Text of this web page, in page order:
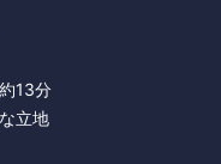
13分
立地